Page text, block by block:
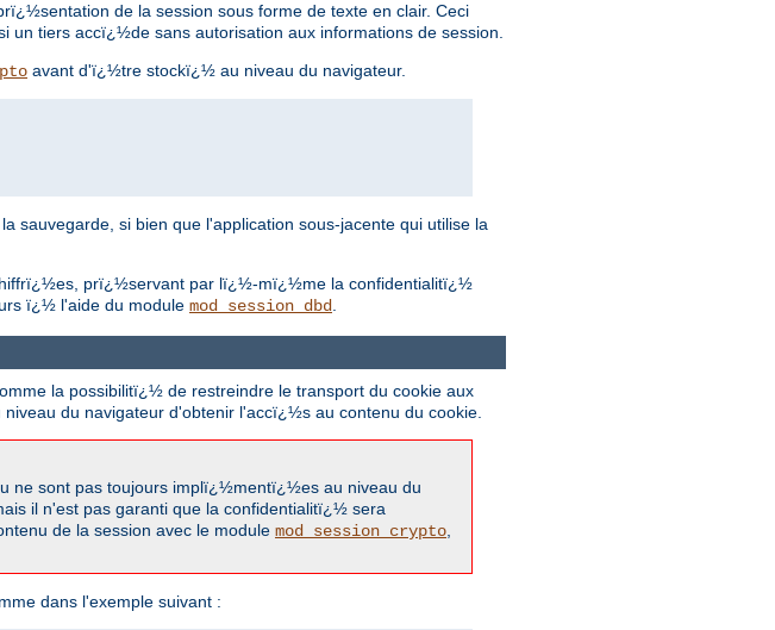
de la session sous forme de texte en clair. Ceci
tiers accï¿½de sans autorisation aux informations de session.
avant d'ï¿½tre stockï¿½ au niveau du navigateur.
si bien que l'application sous-jacente qui utilise la
prï¿½servant par lï¿½-mï¿½me la confidentialitï¿½
ï¿½ l'aide du module mod_session_dbd.
la possibilitï¿½ de restreindre le transport du cookie aux
du navigateur d'obtenir l'accï¿½s au contenu du cookie.
ne sont pas toujours implï¿½mentï¿½es au niveau du
il n'est pas garanti que la confidentialitï¿½ sera
de la session avec le module mod_session_crypto
dans l'exemple suivant :